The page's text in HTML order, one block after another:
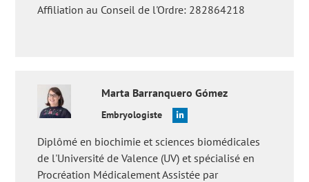
Affiliation au Conseil de l'Ordre: 282864218
Marta Barranquero Gómez
Embryologiste
Diplômé en biochimie et sciences biomédicales
de l'Université de Valence (UV) et spécialisé en
Procréation Médicalement Assistée par